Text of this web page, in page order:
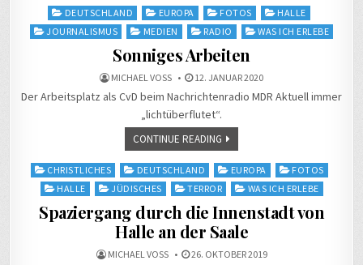
Posted
in
DEUTSCHLAND EUROPA FOTOS
HALLE
JOURNALISMUS
MEDIEN RADIO WAS ICH ERLEBE
Sonniges Arbeiten
MICHAEL VOSS 12. JANUAR 2020
Der Arbeitsplatz als CvD beim Nachrichtenradio MDR Aktuell immer
„lichtüberflutet“.
CONTINUE READING
Posted
CHRISTLICHES DEUTSCHLAND EUROPA
FOTOS
HALLE
JÜDISCHES TERROR WAS ICH ERLEBE
Spaziergang durch die Innenstadt von
Halle an der Saale
MICHAEL VOSS 26. OKTOBER 2019